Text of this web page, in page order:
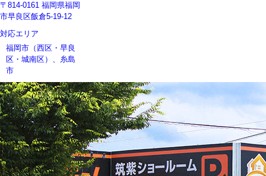
〒814-0161 福岡県福岡
市早良区飯倉5-19-12
対応エリア
福岡市（西区・早良
区・城南区）、糸島
市